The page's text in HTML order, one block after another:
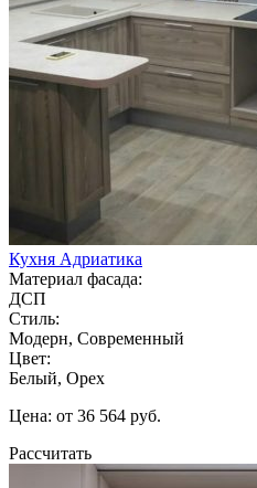
Кухня Адриатика
Материал фасада:
ДСП
Стиль:
Модерн, Современный
Цвет:
Белый, Орех
Цена: от 36 564 руб.
Рассчитать